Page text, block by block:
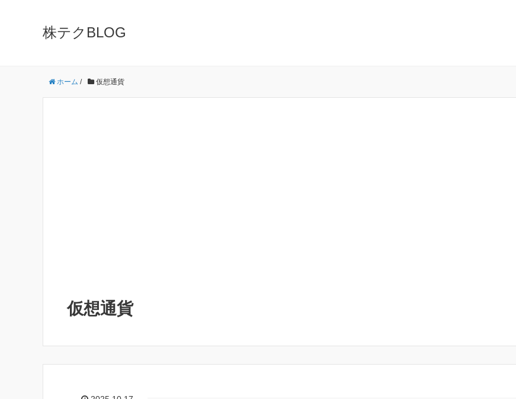
株テクBLOG
ホーム / 仮想通貨
仮想通貨